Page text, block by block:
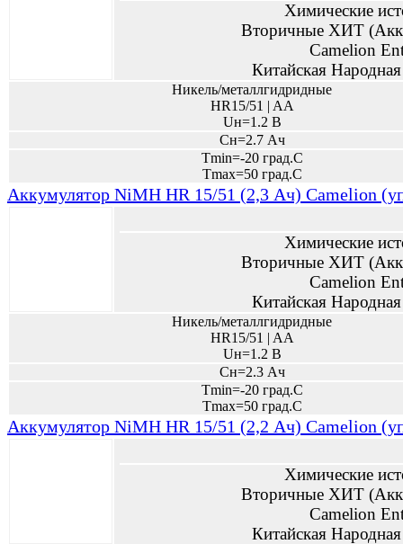
Химические
Вторичные ХИТ
Camelion
Китайская
Никель/металлгидридные
HR15/51 | AA
Uн=1.2 В
Сн=2.7 Ач
Tmin=-20 град.С
Tmax=50 град.С
Аккумулятор NiMH HR 15/51 (2,3 Ач) Сamelion
Химические
Вторичные ХИТ
Camelion
Китайская
Никель/металлгидридные
HR15/51 | AA
Uн=1.2 В
Сн=2.3 Ач
Tmin=-20 град.С
Tmax=50 град.С
Аккумулятор NiMH HR 15/51 (2,2 Ач) Сamelion
Химические
Вторичные ХИТ
Camelion
Китайская